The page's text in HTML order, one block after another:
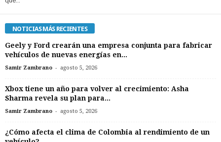
NOTICIAS MÁS RECIENTES
Geely y Ford crearán una empresa conjunta para fabricar
vehículos de nuevas energías en...
Samir Zambrano - agosto 5, 2026
Xbox tiene un año para volver al crecimiento: Asha
Sharma revela su plan para...
Samir Zambrano - agosto 5, 2026
¿Cómo afecta el clima de Colombia al rendimiento de un